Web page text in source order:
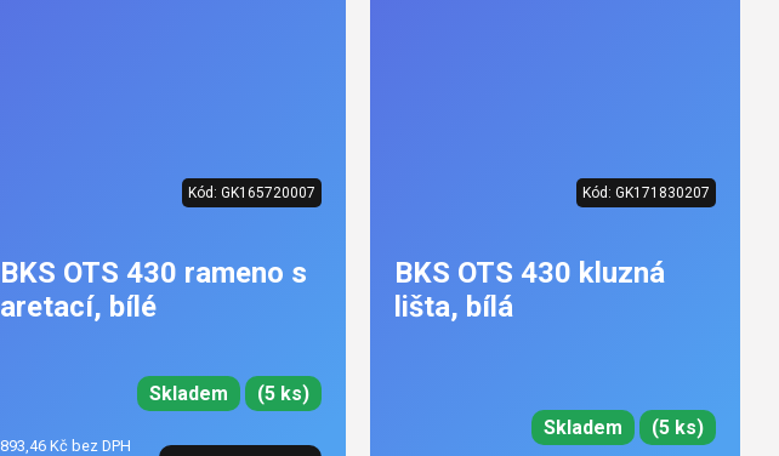
Kód: GK165720007
BKS OTS 430 rameno s
aretací, bílé
Skladem (5 ks)
893,46 Kč bez DPH
Kód: GK171830207
BKS OTS 430 kluzná
lišta, bílá
Skladem (5 ks)